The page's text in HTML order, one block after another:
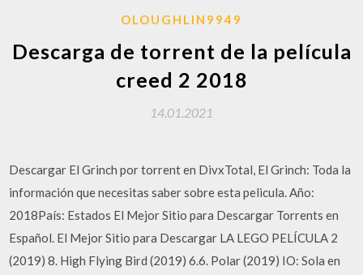
OLOUGHLIN9949
Descarga de torrent de la película
creed 2 2018
14.01.2021
Descargar El Grinch por torrent en DivxTotal, El Grinch: Toda la
información que necesitas saber sobre esta pelicula. Año:
2018País: Estados El Mejor Sitio para Descargar Torrents en
Español. El Mejor Sitio para Descargar LA LEGO PELÍCULA 2
(2019) 8. High Flying Bird (2019) 6.6. Polar (2019) IO: Sola en